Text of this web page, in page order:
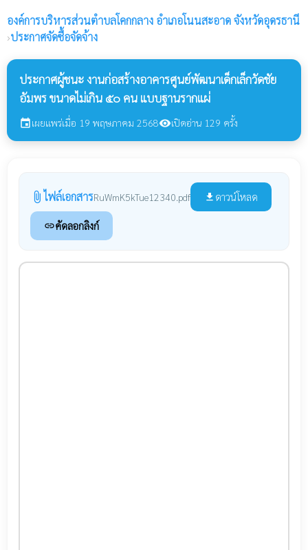
องค์การบริหารส่วนตำบลโคกกลาง อำเภอโนนสะอาด จังหวัดอุดรธานี
›ประกาศจัดซื้อจัดจ้าง
ประกาศผู้ชนะ งานก่อสร้างอาคารศูนย์พัฒนาเด็กเล็กวัดชัย
อัมพร ขนาดไม่เกิน ๕๐ คน แบบฐานรากแผ่
eventเผยแพร่เมื่อ 19 พฤษภาคม 2568visibilityเปิดอ่าน 129 ครั้ง
attach_file ไฟล์เอกสารRuWmK5kTue12340.pdf file_download ดาวน์โหลด
linkคัดลอกลิงก์